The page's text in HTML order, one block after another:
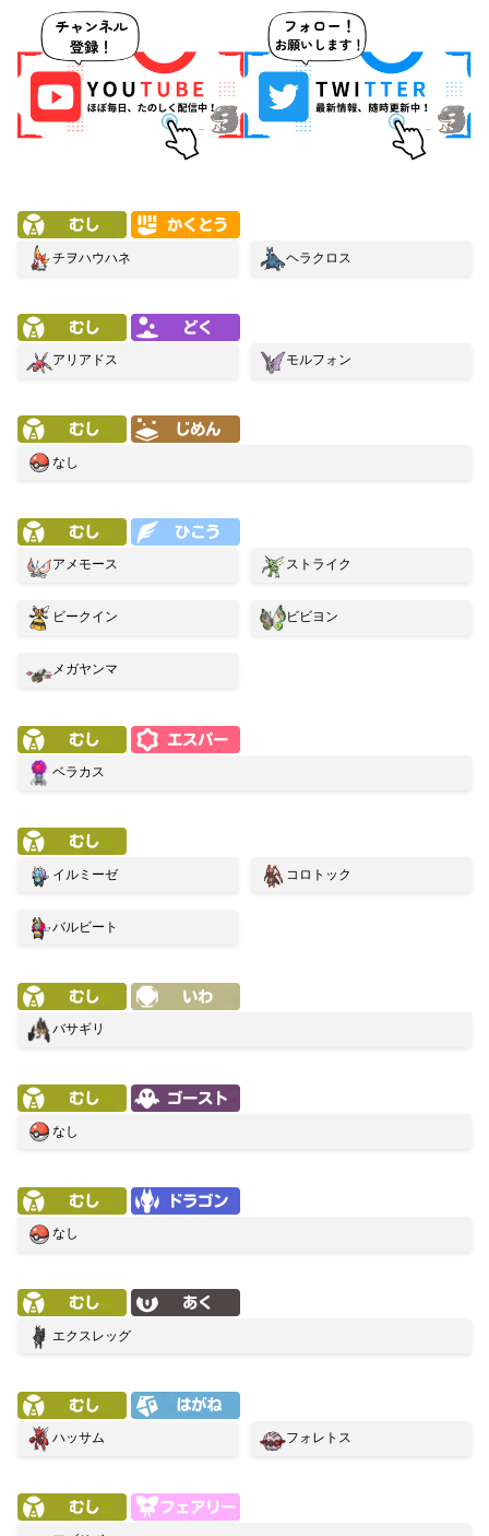
チヲハウハネ ヘラクロス
アリアドス モルフォン
なし
アメモース ストライク
ビークイン ビビヨン
メガヤンマ
ベラカス
イルミーゼ コロトック
バルビート
バサギリ
なし
なし
エクスレッグ
ハッサム フォレトス